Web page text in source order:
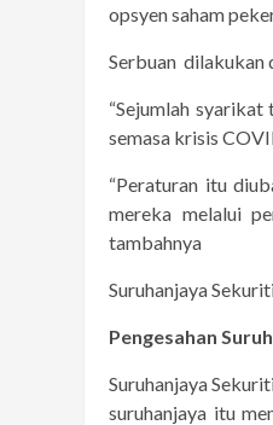
opsyen saham
Serbuan dilakukan
“Sejumlah
semasa krisis
“Peraturan itu
mereka melalui
tambahnya
Suruhanjaya
Pengesahan
Suruhanjaya
suruhanjaya itu